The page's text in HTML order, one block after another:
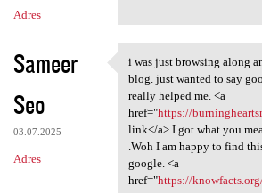
Adres
Sameer
Seo
03.07.2025
Adres
i was just browsing
i was just browsing along
blog. just wanted to say
really helped me. <a
href="https://
link</a> I got what you
.Woh I am happy to find
google. <a
href="https://